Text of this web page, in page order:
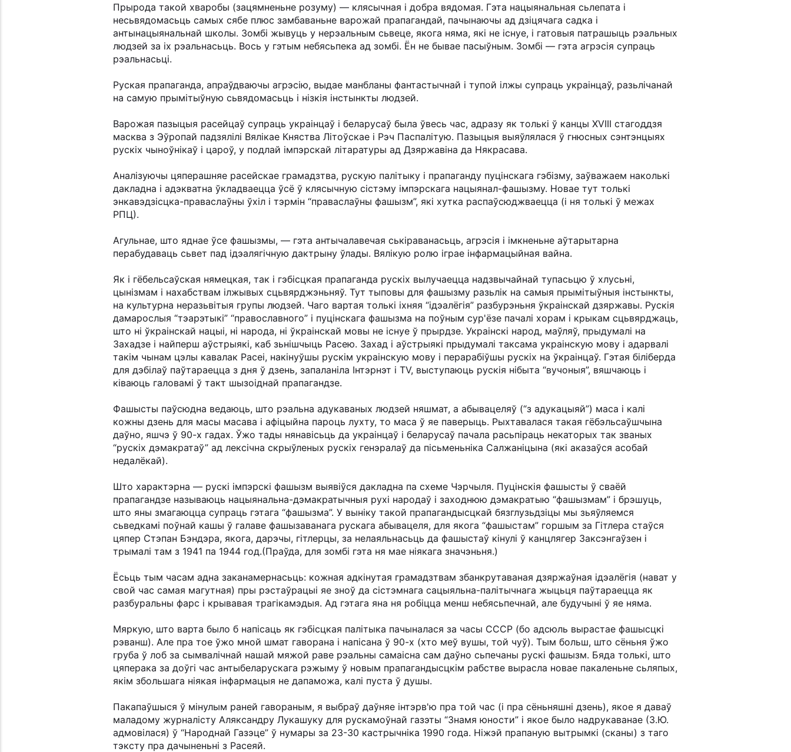
Прырода такой хваробы (зацямненьне розуму) — клясычная і добра вядомая. Гэта нацыянальная сьлепата і
несьвядомасьць самых сябе плюс замбаваньне варожай прапагандай, пачынаючы ад дзіцячага садка і
антынацыянальнай школы. Зомбі жывуць у нерэальным сьвеце, якога няма, які не існуе, і гатовыя патрашыць рэальных
людзей за іх рэальнасьць. Вось у гэтым небясьпека ад зомбі. Ён не бывае пасыўным. Зомбі — гэта агрэсія супраць
рэальнасьці.
Руская прапаганда, апраўдваючы агрэсію, выдае манбланы фантастычнай і тупой ілжы супраць украінцаў, разьлічанай
на самую прымітыўную сьвядомасьць і нізкія інстынкты людзей.
Варожая пазыцыя расейцаў супраць украінцаў і беларусаў была ўвесь час, адразу як толькі ў канцы XVIII стагоддзя
масква з Эўропай падзялілі Вялікае Княства Літоўскае і Рэч Паспалітую. Пазыцыя выяўлялася ў гнюсных сэнтэнцыях
рускіх чыноўнікаў і цароў, у подлай імпэрскай літаратуры ад Дзяржавіна да Някрасава.
Аналізуючы цяперашняе расейскае грамадзтва, рускую палітыку і прапаганду пуцінскага гэбізму, заўважаем наколькі
дакладна і адэкватна ўкладваецца ўсё ў клясычную сістэму імпэрскага нацыянал-фашызму. Новае тут толькі
энкавэдзісцка-праваслаўны ўхіл і тэрмін “праваслаўны фашызм”, які хутка распаўсюджваецца (і ня толькі ў межах
РПЦ).
Агульнае, што яднае ўсе фашызмы, — гэта антычалавечая ськіраванасьць, агрэсія і імкненьне аўтарытарна
перабудаваць сьвет пад ідэалягічную дактрыну ўлады. Вялікую ролю іграе інфармацыйная вайна.
Як і гёбельсаўская нямецкая, так і гэбісцкая прапаганда рускіх вылучаецца надзвычайнай тупасьцю ў хлусьні,
цынізмам і нахабствам ілжывых сцьвярджэньняў. Тут тыповы для фашызму разьлік на самыя прымітыўныя інстынкты,
на культурна неразьвітыя групы людзей. Чаго вартая толькі іхняя “ідэалёгія” разбурэньня ўкраінскай дзяржавы. Рускія
дамарослыя “тэарэтыкі” “православного” і пуцінскага фашызма на поўным сур'ёзе пачалі хорам і крыкам сцьвярджаць,
што ні ўкраінскай нацыі, ні народа, ні ўкраінскай мовы не існуе ў прырдзе. Украінскі народ, маўляў, прыдумалі на
Захадзе і найперш аўстрыякі, каб зьнішчыць Расею. Захад і аўстрыякі прыдумалі таксама украінскую мову і адарвалі
такім чынам цэлы кавалак Расеі, накінуўшы рускім украінскую мову і перарабіўшы рускіх на ўкраінцаў. Гэтая біліберда
для дэбілаў паўтараецца з дня ў дзень, запаланіла Інтэрнэт і TV, выступаюць рускія нібыта “вучоныя”, вяшчаюць і
ківаюць галовамі ў такт шызоіднай прапагандзе.
Фашысты паўсюдна ведаюць, што рэальна адукаваных людзей няшмат, а абывацеляў (“з адукацыяй”) маса і калі
кожны дзень для масы масава і афіцыйна пароць лухту, то маса ў яе паверыць. Рыхтавалася такая гёбэльсаўшчына
даўно, яшчэ ў 90-х гадах. Ўжо тады нянавісьць да украінцаў і беларусаў пачала расьпіраць некаторых так званых
“рускіх дэмакратаў” ад лексічна скрыўленых рускіх генэралаў да пісьменьніка Салжаніцына (які аказаўся асобай
недалёкай).
Што характэрна — рускі імпэрскі фашызм выявіўся дакладна па схеме Чэрчыля. Пуцінскія фашысты ў сваёй
прапагандзе называюць нацыянальна-дэмакратычныя рухі народаў і заходнюю дэмакратыю “фашызмам” і брэшуць,
што яны змагаюцца супраць гэтага “фашызма”. У выніку такой прапагандысцкай бязглузьдзіцы мы зьяўляемся
сьведкамі поўнай кашы ў галаве фашызаванага рускага абывацеля, для якога “фашыстам” горшым за Гітлера стаўся
цяпер Стэпан Бэндэра, якога, дарэчы, гітлерцы, за нелаяльнасьць да фашыстаў кінулі ў канцлягер Заксэнгаўзен і
трымалі там з 1941 па 1944 год.(Праўда, для зомбі гэта ня мае ніякага значэньня.)
Ёсьць тым часам адна заканамернасьць: кожная адкінутая грамадзтвам збанкрутаваная дзяржаўная ідэалёгія (нават у
свой час самая магутная) пры рэстаўрацыі яе зноў да сістэмнага сацыяльна-палітычнага жыцьця паўтараецца як
разбуральны фарс і крывавая трагікамэдыя. Ад гэтага яна ня робіцца менш небясьпечнай, але будучыні ў яе няма.
Мяркую, што варта было б напісаць як гэбісцкая палітыка пачыналася за часы СССР (бо адсюль вырастае фашысцкі
рэванш). Але пра тое ўжо мной шмат гаворана і напісана ў 90-х (хто меў вушы, той чуў). Тым больш, што сёньня ўжо
груба ў лоб за сымвалічнай нашай мяжой раве рэальны самаісна сам даўно сьпечаны рускі фашызм. Бяда толькі, што
цяперака за доўгі час антыбеларускага рэжыму ў новым прапагандысцкім рабстве вырасла новае пакаленьне сьляпых,
якім збольшага ніякая інфармацыя не дапаможа, калі пуста ў душы.
Пакапаўшыся ў мінулым раней гавораным, я выбраў даўняе інтэрв'ю пра той час (і пра сёньняшні дзень), якое я даваў
маладому журналісту Аляксандру Лукашуку для рускамоўнай газэты “Знамя юности” і якое было надрукаванае (З.Ю.
адмовілася) ў “Народнай Газэце” ў нумары за 23-30 кастрычніка 1990 года. Ніжэй прапаную вытрымкі (сканы) з таго
тэксту пра дачыненьні з Расеяй.